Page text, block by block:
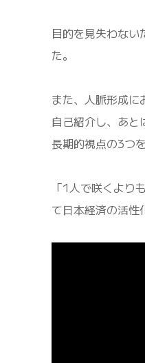
目的を見失わな
た。
また、人脈形成に
自己紹介し、あと
長期的視点の3つ
「1人で咲くより
て日本経済の活性